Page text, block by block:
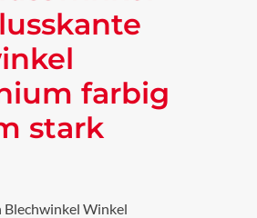
farbig
stark